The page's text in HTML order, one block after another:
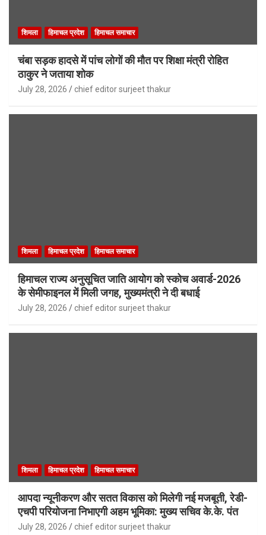
शिमला हिमाचल प्रदेश हिमाचल समाचार
चंबा सड़क हादसे में पांच लोगों की मौत पर शिक्षा मंत्री रोहित
ठाकुर ने जताया शोक
July 28, 2026 chief editor surjeet thakur
शिमला हिमाचल प्रदेश हिमाचल समाचार
हिमाचल राज्य अनुसूचित जाति आयोग को स्कोच अवार्ड-2026
के सेमीफाइनल में मिली जगह, मुख्यमंत्री ने दी बधाई
July 28, 2026 chief editor surjeet thakur
शिमला हिमाचल प्रदेश हिमाचल समाचार
आपदा न्यूनीकरण और सतत विकास को मिलेगी नई मजबूती, रेडी-
एचपी परियोजना निभाएगी अहम भूमिका: मुख्य सचिव के.के. पंत
July 28, 2026 chief editor surjeet thakur